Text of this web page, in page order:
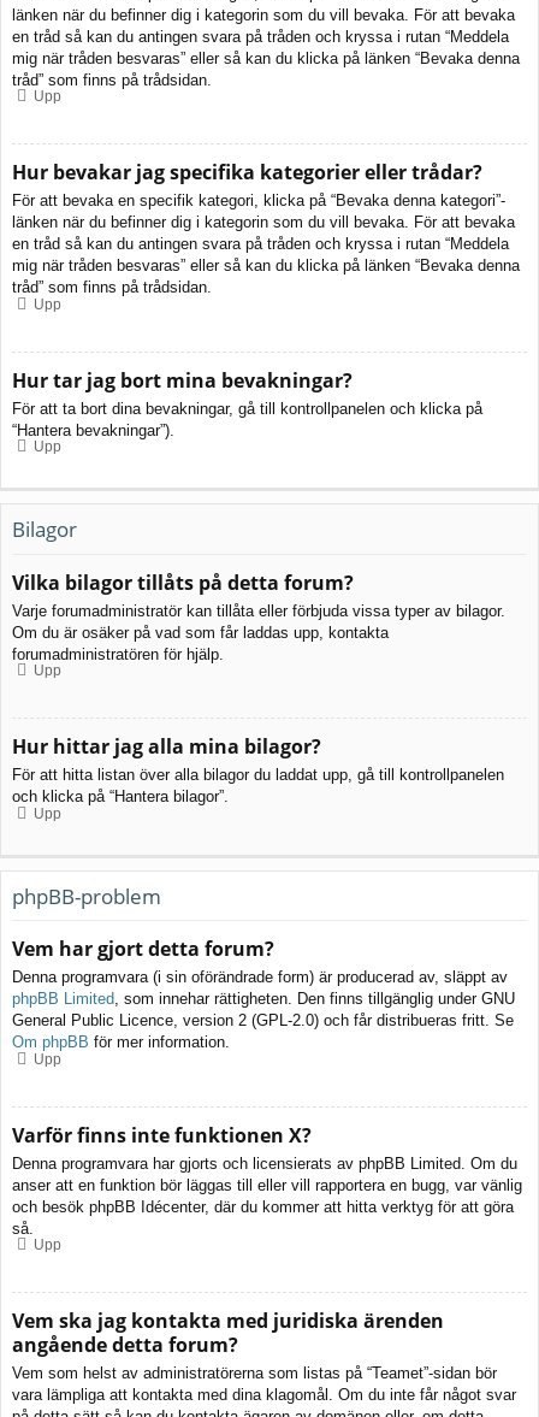
länken när du befinner dig i kategorin som du vill bevaka. För att bevaka
en tråd så kan du antingen svara på tråden och kryssa i rutan “Meddela
mig när tråden besvaras” eller så kan du klicka på länken “Bevaka denna
tråd” som finns på trådsidan.
Upp
Hur bevakar jag specifika kategorier eller trådar?
För att bevaka en specifik kategori, klicka på “Bevaka denna kategori”-
länken när du befinner dig i kategorin som du vill bevaka. För att bevaka
en tråd så kan du antingen svara på tråden och kryssa i rutan “Meddela
mig när tråden besvaras” eller så kan du klicka på länken “Bevaka denna
tråd” som finns på trådsidan.
Upp
Hur tar jag bort mina bevakningar?
För att ta bort dina bevakningar, gå till kontrollpanelen och klicka på
“Hantera bevakningar”).
Upp
Bilagor
Vilka bilagor tillåts på detta forum?
Varje forumadministratör kan tillåta eller förbjuda vissa typer av bilagor.
Om du är osäker på vad som får laddas upp, kontakta
forumadministratören för hjälp.
Upp
Hur hittar jag alla mina bilagor?
För att hitta listan över alla bilagor du laddat upp, gå till kontrollpanelen
och klicka på “Hantera bilagor”.
Upp
phpBB-problem
Vem har gjort detta forum?
Denna programvara (i sin oförändrade form) är producerad av, släppt av
phpBB Limited, som innehar rättigheten. Den finns tillgänglig under GNU
General Public Licence, version 2 (GPL-2.0) och får distribueras fritt. Se
Om phpBB för mer information.
Upp
Varför finns inte funktionen X?
Denna programvara har gjorts och licensierats av phpBB Limited. Om du
anser att en funktion bör läggas till eller vill rapportera en bugg, var vänlig
och besök phpBB Idécenter, där du kommer att hitta verktyg för att göra
så.
Upp
Vem ska jag kontakta med juridiska ärenden
angående detta forum?
Vem som helst av administratörerna som listas på “Teamet”-sidan bör
vara lämpliga att kontakta med dina klagomål. Om du inte får något svar